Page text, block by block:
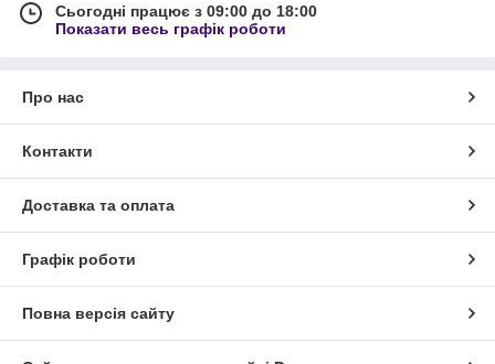
Сьогодні працює з 09:00 до 18:00
Показати весь графік роботи
Про нас
Контакти
Доставка та оплата
Графік роботи
Повна версія сайту